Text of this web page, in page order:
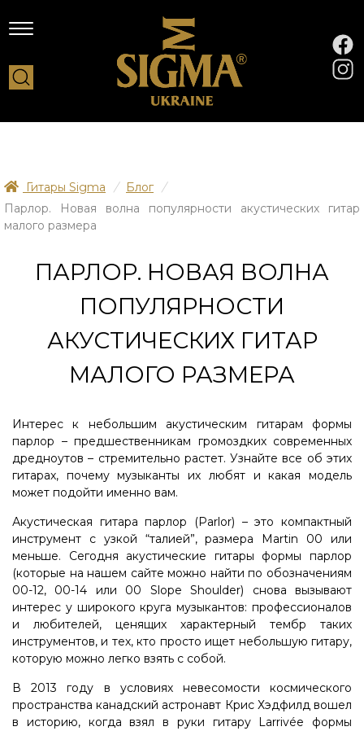
Гитары Sigma / Блог /
Парлор. Новая волна популярности акустических гитар
малого размера
ПАРЛОР. НОВАЯ ВОЛНА
ПОПУЛЯРНОСТИ
АКУСТИЧЕСКИХ ГИТАР
МАЛОГО РАЗМЕРА
Интерес к небольшим акустическим гитарам формы
парлор – предшественникам громоздких современных
дредноутов – стремительно растет. Узнайте все об этих
гитарах, почему музыканты их любят и какая модель
может подойти именно вам.
Акустическая гитара парлор (Parlor) – это компактный
инструмент с узкой “талией”, размера Martin 00 или
меньше. Сегодня акустические гитары формы парлор
(которые на нашем сайте можно найти по обозначениям
00-12, 00-14 или 00 Slope Shoulder) снова вызывают
интерес у широкого круга музыкантов: профессионалов
и любителей, ценящих характерный тембр таких
инструментов, и тех, кто просто ищет небольшую гитару,
которую можно легко взять с собой.
В 2013 году в условиях невесомости космического
пространства канадский астронавт Крис Хэдфилд вошел
в историю, когда взял в руки гитару Larrivée формы